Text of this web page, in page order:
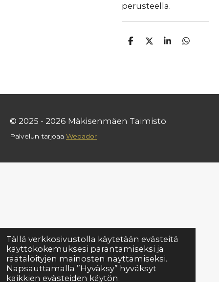
Tällä verkkosivustolla käytetään evästeitä
käyttökokemuksesi parantamiseksi ja
räätälöityjen mainosten näyttämiseksi.
Napsauttamalla ”Hyväksy” hyväksyt
kaikkien evästeiden käytön.
perusteella.
J
J
J
J
© 2025 - 2026 Mäkisenmäen Taimisto
Palvelun tarjoaa Webador